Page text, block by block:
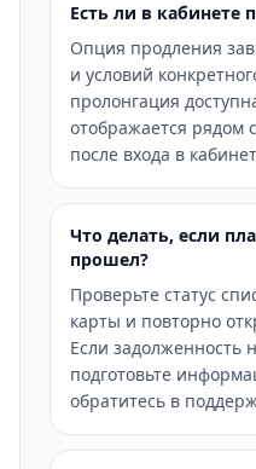
Есть ли в кабинете
Опция продления
и условий
пролонгация
отображается рядом
после входа в
Что делать, если
прошел?
Проверьте статус
карты и повторно
Если задолженность
подготовьте
обратитесь в